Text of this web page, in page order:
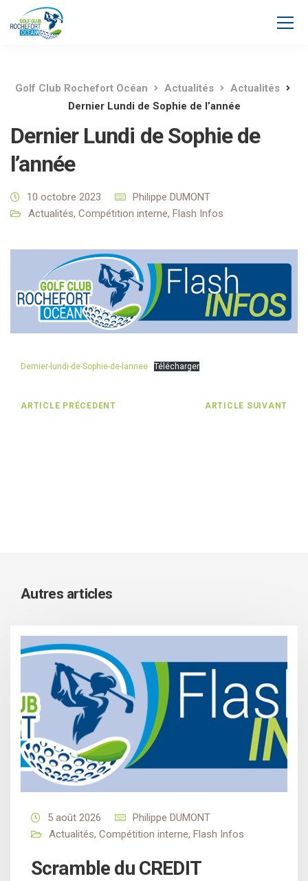
Golf Club Rochefort Océan Actualités
Actualités
Dernier Lundi de Sophie de l’année
Dernier Lundi de Sophie de
l’année
10 octobre 2023
Philippe DUMONT
Actualités, Compétition interne, Flash Infos
Dernier-lundi-de-Sophie-de-lannee Télécharger
ARTICLE PRÉCEDENT ARTICLE SUIVANT
Autres articles
5 août 2026
Philippe DUMONT
Actualités, Compétition interne, Flash Infos
Scramble du CREDIT